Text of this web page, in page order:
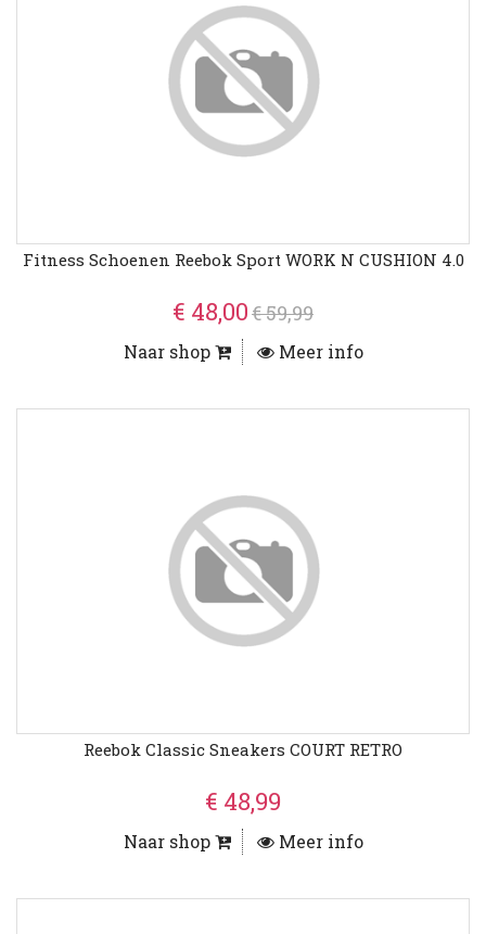
Fitness Schoenen Reebok Sport WORK N CUSHION 4.0
€ 48,00€ 59,99
Naar shop Meer info
Reebok Classic Sneakers COURT RETRO
€ 48,99
Naar shop Meer info